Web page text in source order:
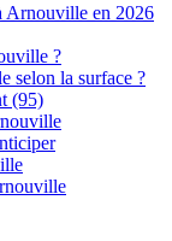
Arnouville en 2026
?
selon la surface ?
(95)